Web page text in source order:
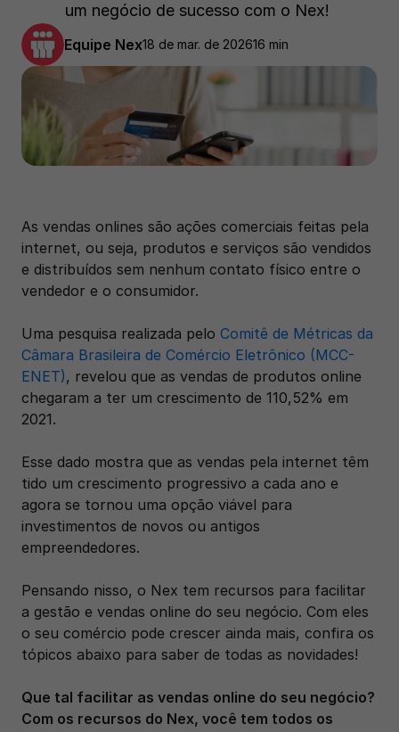
um negócio de sucesso com o Nex!
Equipe Nex18 de mar. de 202616 min
As vendas onlines são ações comerciais feitas pela
internet, ou seja, produtos e serviços são vendidos
e distribuídos sem nenhum contato físico entre o
vendedor e o consumidor.
Uma pesquisa realizada pelo Comitê de Métricas da
Câmara Brasileira de Comércio Eletrônico (MCC-
ENET), revelou que as vendas de produtos online
chegaram a ter um crescimento de 110,52% em
2021.
Esse dado mostra que as vendas pela internet têm
tido um crescimento progressivo a cada ano e
agora se tornou uma opção viável para
investimentos de novos ou antigos
empreendedores.
Pensando nisso, o Nex tem recursos para facilitar
a gestão e vendas online do seu negócio. Com eles
o seu comércio pode crescer ainda mais, confira os
tópicos abaixo para saber de todas as novidades!
Que tal facilitar as vendas online do seu negócio?
Com os recursos do Nex, você tem todos os